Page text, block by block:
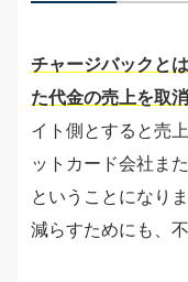
チャージバックと
た代金の売上を取
イト側とすると売
ットカード会社ま
ということになり
減らすためにも、